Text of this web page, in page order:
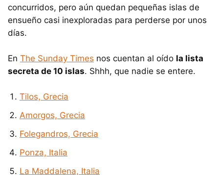
concurridos, pero aún quedan pequeñas islas de
ensueño casi inexploradas para perderse por unos
días.
En The Sunday Times nos cuentan al oído la lista
secreta de 10 islas. Shhh, que nadie se entere.
Tilos, Grecia
Amorgos, Grecia
Folegandros, Grecia
Ponza, Italia
La Maddalena, Italia